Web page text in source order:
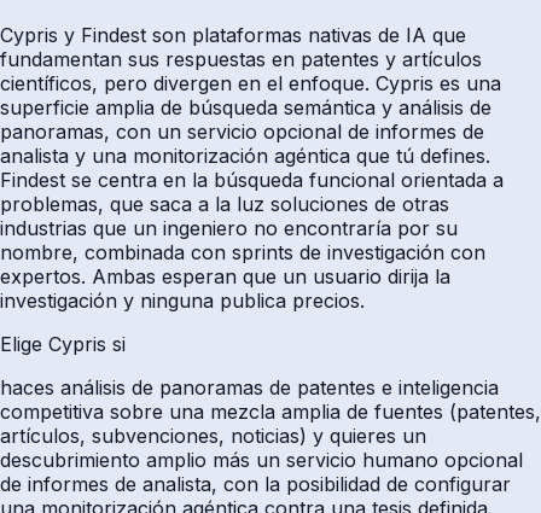
Cypris y Findest son plataformas nativas de IA que
fundamentan sus respuestas en patentes y artículos
científicos, pero divergen en el enfoque. Cypris es una
superficie amplia de búsqueda semántica y análisis de
panoramas, con un servicio opcional de informes de
analista y una monitorización agéntica que tú defines.
Findest se centra en la búsqueda funcional orientada a
problemas, que saca a la luz soluciones de otras
industrias que un ingeniero no encontraría por su
nombre, combinada con sprints de investigación con
expertos. Ambas esperan que un usuario dirija la
investigación y ninguna publica precios.
Elige Cypris si
haces análisis de panoramas de patentes e inteligencia
competitiva sobre una mezcla amplia de fuentes (patentes,
artículos, subvenciones, noticias) y quieres un
descubrimiento amplio más un servicio humano opcional
de informes de analista, con la posibilidad de configurar
una monitorización agéntica contra una tesis definida.